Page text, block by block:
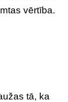
vērtība.
tā, ka